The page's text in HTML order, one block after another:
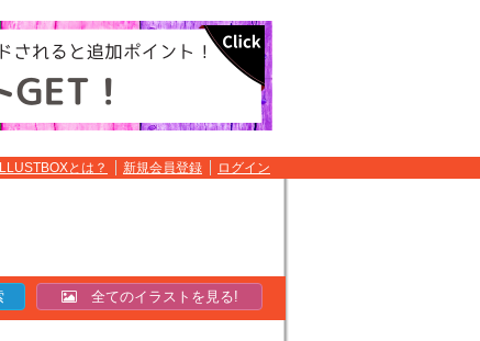
ILLUSTBOXとは？ 新規会員登録 ログイン
全てのイラストを見る!